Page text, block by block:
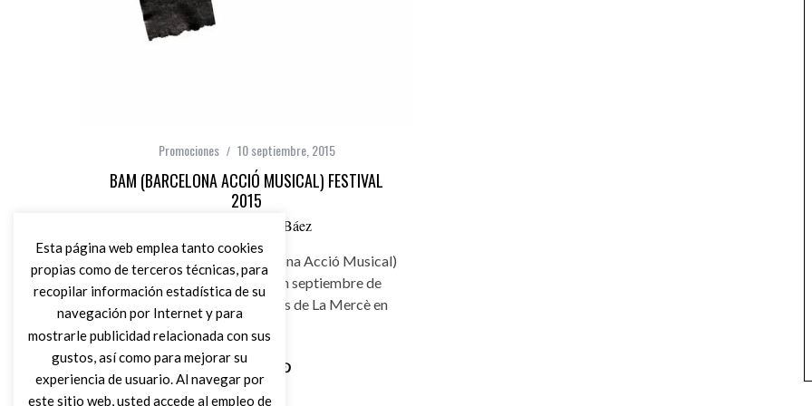
Promociones 10 septiembre, 2015
BAM (BARCELONA ACCIÓ MUSICAL) FESTIVAL
2015
Carlos Pérez Báez
El festival BAM 2015 (Barcelona Acció Musical)
de Barcelona se celebrará en septiembre de
2015, para celebrar las fiestas de La Mercè en
Barcelona
Leer Más
Esta página web emplea tanto cookies
propias como de terceros técnicas, para
recopilar información estadística de su
navegación por Internet y para
mostrarle publicidad relacionada con sus
gustos, así como para mejorar su
experiencia de usuario. Al navegar por
este sitio web, usted accede al empleo de